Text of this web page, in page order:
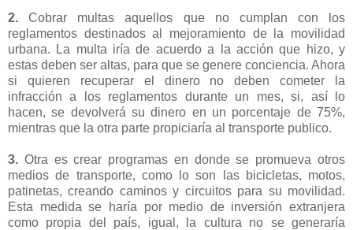
2.Cobrar multas aquellos que no cumplan con los
reglamentos destinados al mejoramiento de la movilidad
urbana. La multa iría de acuerdo a la acción que hizo, y
estas deben ser altas, para que se genere conciencia. Ahora
si quieren recuperar el dinero no deben cometer la
infracción a los reglamentos durante un mes, si, así lo
hacen, se devolverá su dinero en un porcentaje de 75%,
mientras que la otra parte propiciaría al transporte publico.
3. Otra es crear programas en donde se promueva otros
medios de transporte, como lo son las bicicletas, motos,
patinetas, creando caminos y circuitos para su movilidad.
Esta medida se haría por medio de inversión extranjera
como propia del país, igual, la cultura no se generaría